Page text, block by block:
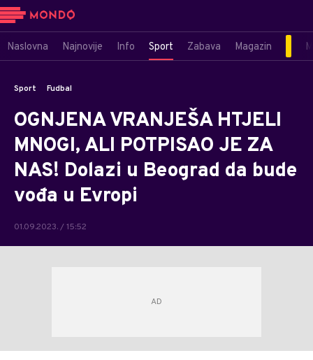
Naslovna Najnovije Info Sport Zabava Magazin
Sport Fudbal
OGNJENA VRANJEŠA HTJELI
MNOGI, ALI POTPISAO JE ZA
NAS! Dolazi u Beograd da bude
vođa u Evropi
01.09.2023. / 15:52